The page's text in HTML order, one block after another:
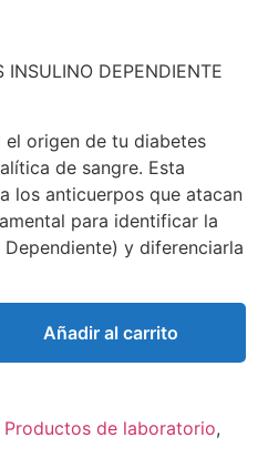
INSULINO DEPENDIENTE
origen de tu diabetes
de sangre. Esta
los anticuerpos que atacan
para identificar la
y diferenciarla
Añadir al carrito
Productos de laboratorio,